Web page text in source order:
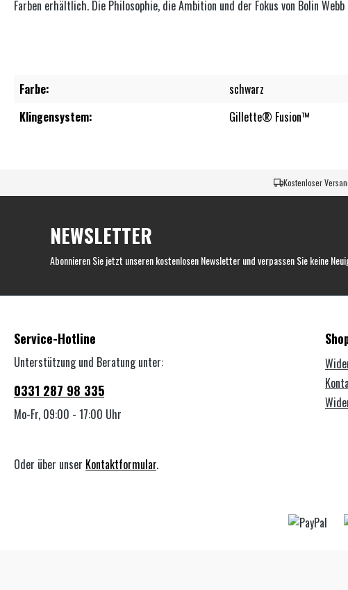
Farben erhältlich. Die Philosophie, die Ambition und der Fokus von Bolin
Farbe:
schwarz
Klingensystem:
Gillette® Fusion™
Kostenloser
NEWSLETTER
Abonnieren Sie jetzt unseren kostenlosen Newsletter und verpassen Sie keine
Service-Hotline
Unterstützung und Beratung unter:
0331 287 98 335
Mo-Fr, 09:00 - 17:00 Uhr
Oder über unser Kontaktformular.